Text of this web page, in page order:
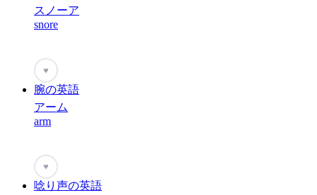
スノーア
snore
♥
腕の英語
アーム
arm
♥
唸り声の英語